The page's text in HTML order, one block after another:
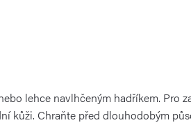
lehce navlhčeným hadříkem. Pro
kůži. Chraňte před dlouhodobým